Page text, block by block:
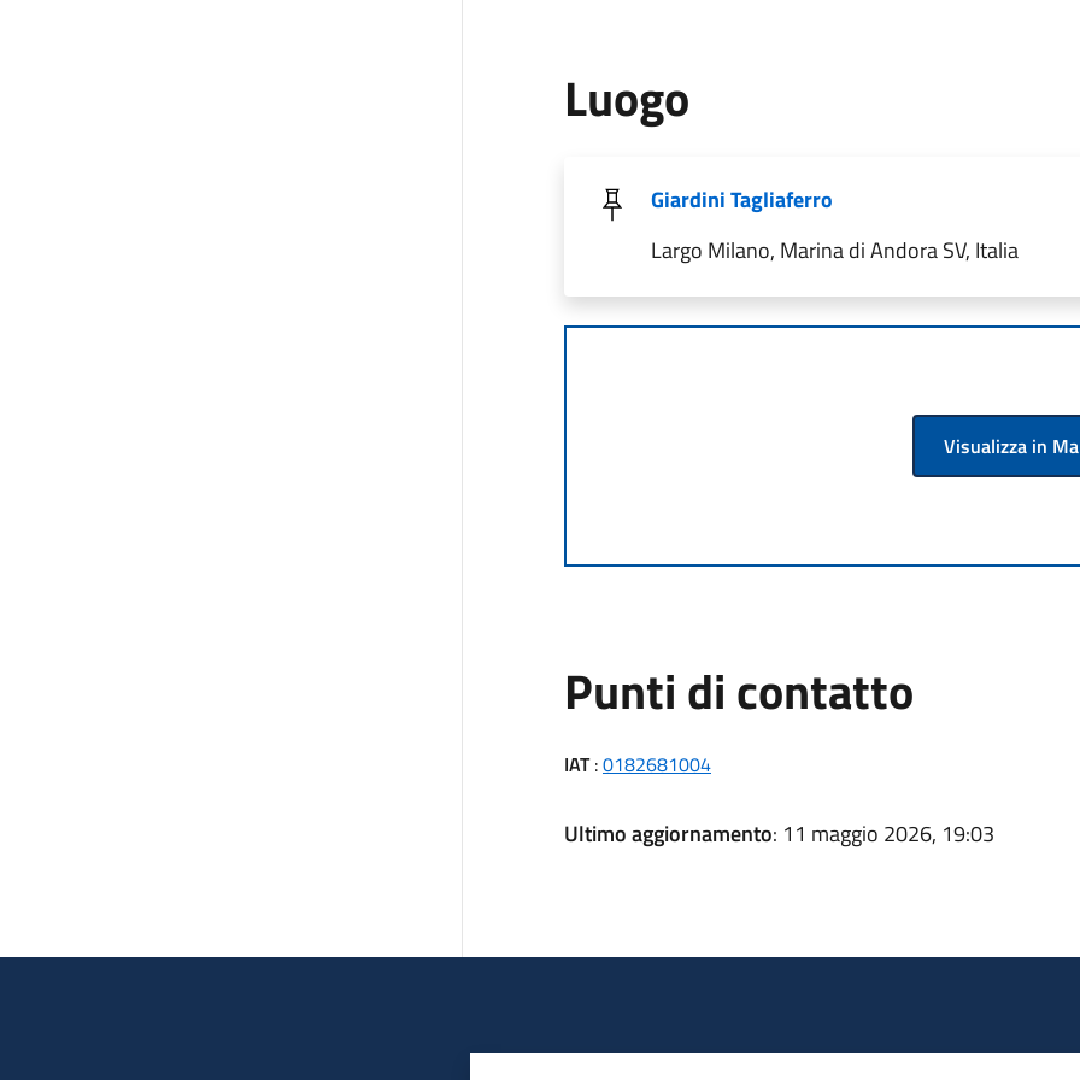
Luogo
Giardini Tagliaferro
Largo Milano, Marina di Andora SV, Italia
Visualizza in
Punti di contatto
IAT:0182681004
Ultimo aggiornamento: 11 maggio 2026, 19:03